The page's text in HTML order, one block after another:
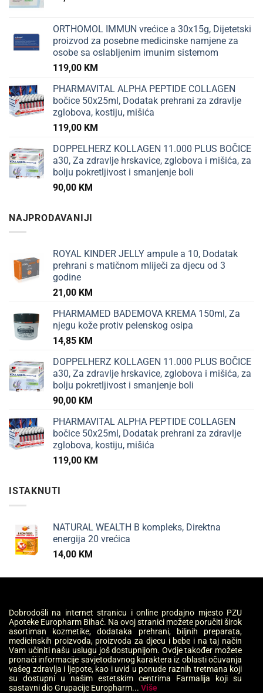
ORTHOMOL IMMUN vrećice a 30x15g, Dijetetski
proizvod za posebne medicinske namjene za
osobe sa oslabljenim imunim sistemom
119,00 KM
PHARMAVITAL ALPHA PEPTIDE COLLAGEN
bočice 50x25ml, Dodatak prehrani za zdravlje
zglobova, kostiju, mišića
119,00 KM
DOPPELHERZ KOLLAGEN 11.000 PLUS BOČICE
a30, Za zdravlje hrskavice, zglobova i mišića, za
bolju pokretljivost i smanjenje boli
90,00 KM
NAJPRODAVANIJI
ROYAL KINDER JELLY ampule a 10, Dodatak
prehrani s matičnom mliječi za djecu od 3
godine
21,00 KM
PHARMAMED BADEMOVA KREMA 150ml, Za
njegu kože protiv pelenskog osipa
14,85 KM
DOPPELHERZ KOLLAGEN 11.000 PLUS BOČICE
a30, Za zdravlje hrskavice, zglobova i mišića, za
bolju pokretljivost i smanjenje boli
90,00 KM
PHARMAVITAL ALPHA PEPTIDE COLLAGEN
bočice 50x25ml, Dodatak prehrani za zdravlje
zglobova, kostiju, mišića
119,00 KM
ISTAKNUTI
NATURAL WEALTH B kompleks, Direktna
energija 20 vrećica
14,00 KM
Dobrodošli na internet stranicu i online prodajno mjesto PZU
Apoteke Europharm Bihać. Na ovoj stranici možete poručiti širok
asortiman kozmetike, dodataka prehrani, biljnih preparata,
medicinskih proizvoda, proizvoda za djecu i bebe i na taj način
Vam učiniti našu uslugu još dostupnijom. Ovdje također možete
pronaći informacije savjetodavnog karaktera iz oblasti očuvanja
vašeg zdravlja i ljepote, kao i uvid u ponude raznih tretmana koji
su dostupni u našim estetskim centrima Farmalija koji su
sastavni dio Grupacije Europharm... Više